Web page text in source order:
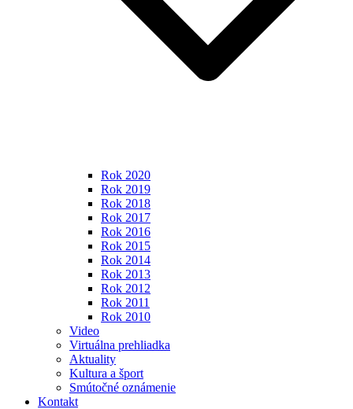
Rok 2020
Rok 2019
Rok 2018
Rok 2017
Rok 2016
Rok 2015
Rok 2014
Rok 2013
Rok 2012
Rok 2011
Rok 2010
Video
Virtuálna prehliadka
Aktuality
Kultura a šport
Smútočné oznámenie
Kontakt